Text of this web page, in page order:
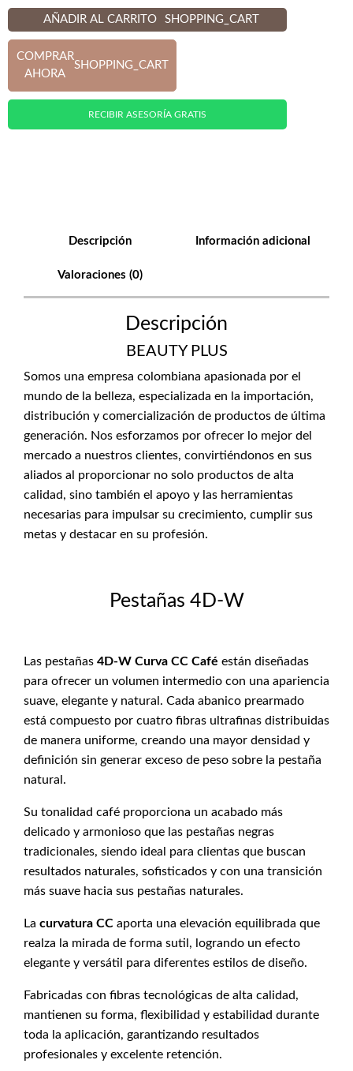
AÑADIR AL CARRITO SHOPPING_CART
COMPRAR
AHORA
SHOPPING_CART
RECIBIR ASESORÍA GRATIS
Descripción Información adicional
Valoraciones (0)
Descripción
BEAUTY PLUS
Somos una empresa colombiana apasionada por el
mundo de la belleza, especializada en la importación,
distribución y comercialización de productos de última
generación. Nos esforzamos por ofrecer lo mejor del
mercado a nuestros clientes, convirtiéndonos en sus
aliados al proporcionar no solo productos de alta
calidad, sino también el apoyo y las herramientas
necesarias para impulsar su crecimiento, cumplir sus
metas y destacar en su profesión.
Pestañas 4D-W
Las pestañas 4D-W Curva CC Café están diseñadas
para ofrecer un volumen intermedio con una apariencia
suave, elegante y natural. Cada abanico prearmado
está compuesto por cuatro fibras ultrafinas distribuidas
de manera uniforme, creando una mayor densidad y
definición sin generar exceso de peso sobre la pestaña
natural.
Su tonalidad café proporciona un acabado más
delicado y armonioso que las pestañas negras
tradicionales, siendo ideal para clientas que buscan
resultados naturales, sofisticados y con una transición
más suave hacia sus pestañas naturales.
La curvatura CC aporta una elevación equilibrada que
realza la mirada de forma sutil, logrando un efecto
elegante y versátil para diferentes estilos de diseño.
Fabricadas con fibras tecnológicas de alta calidad,
mantienen su forma, flexibilidad y estabilidad durante
toda la aplicación, garantizando resultados
profesionales y excelente retención.